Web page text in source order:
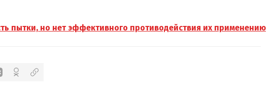
пытки, но нет эффективного противодействия их применению